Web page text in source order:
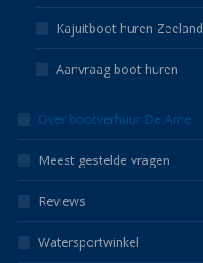
Kajuitboot huren Zeeland
Aanvraag boot huren
Over bootverhuur De Arne
Meest gestelde vragen
Reviews
Watersportwinkel